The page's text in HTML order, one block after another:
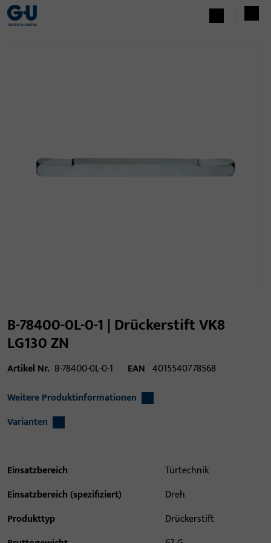
B-78400-0L-0-1 | Drückerstift VK8
LG130 ZN
Artikel Nr. B-78400-0L-0-1 EAN 4015540778568
Weitere Produktinformationen
Varianten
Einsatzbereich
Türtechnik
Einsatzbereich (spezifiziert)
Dreh
Produkttyp
Drückerstift